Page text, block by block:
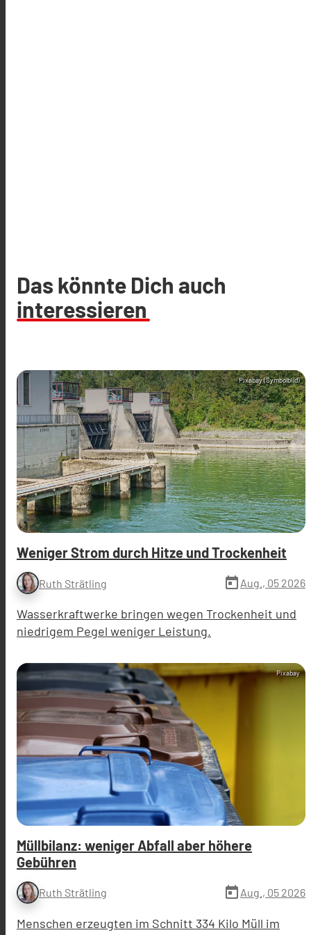
Das könnte Dich auch
interessieren
Pixabay (Symbolbild)
Weniger Strom durch Hitze und Trockenheit
Ruth Strätling today Aug., 05 2026
Wasserkraftwerke bringen wegen Trockenheit und
niedrigem Pegel weniger Leistung.
Pixabay
Müllbilanz: weniger Abfall aber höhere
Gebühren
Ruth Strätling today Aug., 05 2026
Menschen erzeugten im Schnitt 334 Kilo Müll im